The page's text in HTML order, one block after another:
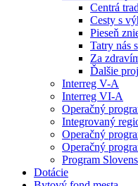
Centrá
Cesty s
Pieseň
Tatry nás
Za
Ďalšie
Interreg V-A
Interreg VI-A
Operačný
Integrovaný
Operačný
Operačný
Program
Dotácie